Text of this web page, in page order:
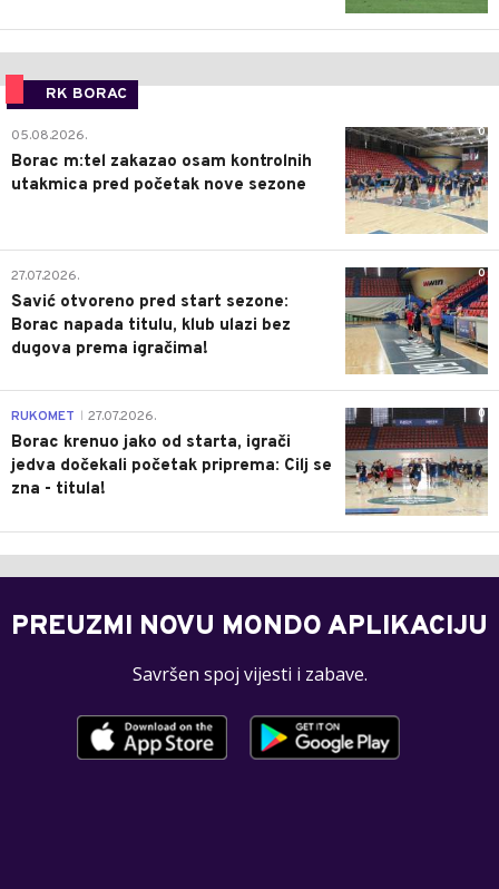
RK BORAC
0
05.08.2026.
Borac m:tel zakazao osam kontrolnih
utakmica pred početak nove sezone
0
27.07.2026.
Savić otvoreno pred start sezone:
Borac napada titulu, klub ulazi bez
dugova prema igračima!
0
RUKOMET 27.07.2026.
Borac krenuo jako od starta, igrači
jedva dočekali početak priprema: Cilj se
zna - titula!
PREUZMI NOVU MONDO APLIKACIJU
Savršen spoj vijesti i zabave.